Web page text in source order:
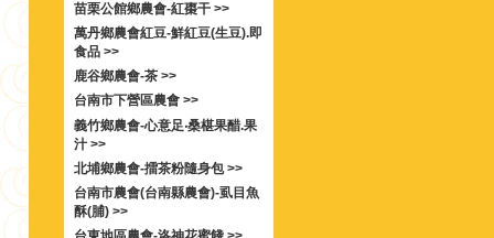
苗栗公館鄉農會-紅棗干 >>
萬丹鄉農會紅豆-鮮紅豆(生豆).即
食品 >>
鹿谷鄉農會-茶 >>
台南市下營區農會 >>
義竹鄉農會-心意足‧桑椹果醋.果
汁 >>
北埔鄉農會-擂茶粉隨身包 >>
台南市農會(台南縣農會)-虱目魚
酥(脯) >>